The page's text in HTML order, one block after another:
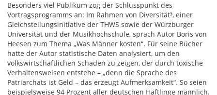
Besonders viel Publikum zog der Schlusspunkt des
Vortragsprogramms an: Im Rahmen von Diversität³, einer
Gleichstellungsinitiative der THWS sowie der Würzburger
Universität und der Musikhochschule, sprach Autor Boris von
Heesen zum Thema „Was Männer kosten“. Für seine Bücher
hatte der Autor statistische Daten analysiert, um den
volkswirtschaftlichen Schaden zu zeigen, der durch toxische
Verhaltensweisen entstehe – „denn die Sprache des
Patriarchats ist Geld – das erzeugt Aufmerksamkeit“. So seien
beispielsweise 94 Prozent aller deutschen Häftlinge männlich.